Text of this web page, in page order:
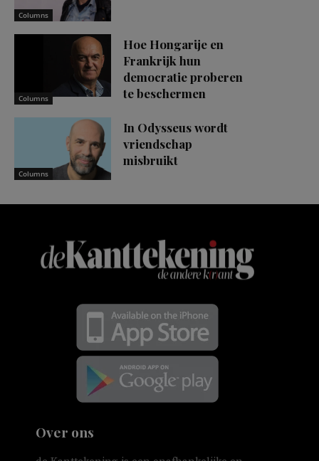
Columns
Columns
Hoe Hongarije en
Frankrijk hun
democratie proberen
te beschermen
Columns
In Odysseus wordt
vriendschap
misbruikt
Over ons